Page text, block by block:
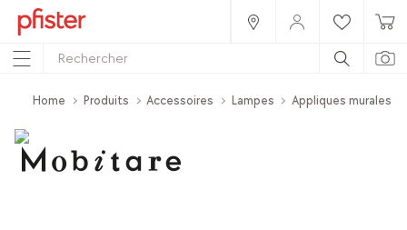
Home Produits Accessoires Lampes Appliques murales